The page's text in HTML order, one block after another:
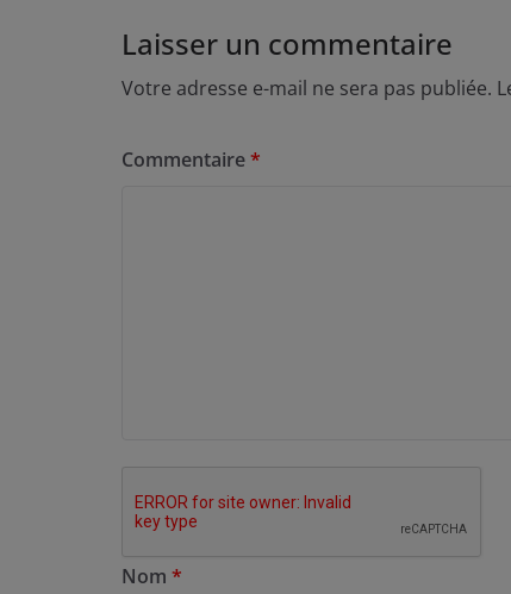
Laisser un commentaire
Votre adresse e-mail ne sera pas publiée.
Commentaire*
Nom *